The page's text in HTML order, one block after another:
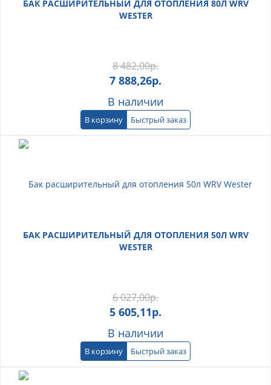
БАК РАСШИРИТЕЛЬНЫЙ ДЛЯ ОТОПЛЕНИЯ 80Л WRV
WESTER
8 482,00р.
7 888,26р.
В наличии
В корзину Быстрый заказ
БАК РАСШИРИТЕЛЬНЫЙ ДЛЯ ОТОПЛЕНИЯ 50Л WRV
WESTER
6 027,00р.
5 605,11р.
В наличии
В корзину Быстрый заказ